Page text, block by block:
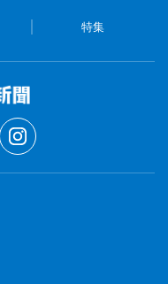
特集